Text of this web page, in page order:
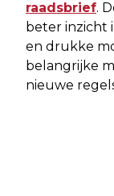
raadsbrief.
beter inzicht
en drukke
belangrijke
nieuwe